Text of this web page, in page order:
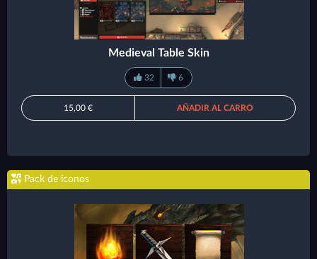
Medieval Table Skin
32 6
15,00 € AÑADIR AL CARRO
Pack de iconos